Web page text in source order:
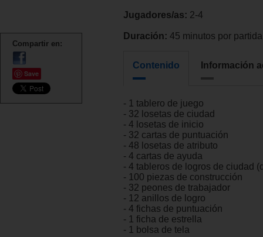
Compartir en:
Save
Jugadores/as: 2-4
Duración: 45 minutos por
Contenido Información
- 1 tablero de juego
- 32 losetas de ciudad
- 4 losetas de inicio
- 32 cartas de puntuación
- 48 losetas de atributo
- 4 cartas de ayuda
- 4 tableros de logros de ciudad
- 100 piezas de construcción
- 32 peones de trabajador
- 12 anillos de logro
- 4 fichas de puntuación
- 1 ficha de estrella
- 1 bolsa de tela